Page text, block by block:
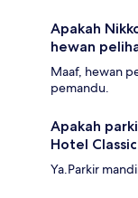
Apakah
hewan
Maaf, hewan
pemandu.
Apakah
Hotel
Ya.Parkir